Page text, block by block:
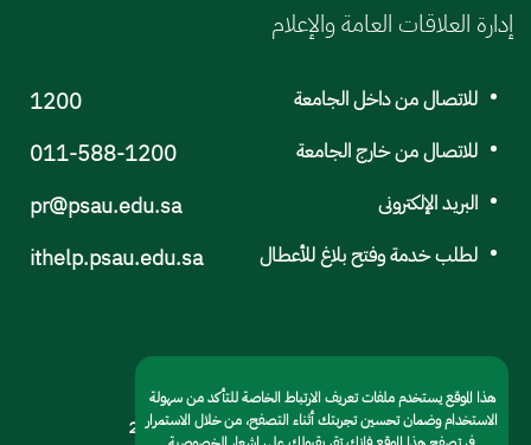
إدارة العلاقات العامة والإعلام
للاتصال من داخل الجامعة 1200
للاتصال من خارج الجامعة 011-588-1200
البريد الإلكترونى pr@psau.edu.sa
لطلب خدمة وفتح بلاغ للأعطال ithelp.psau.edu.sa
© جامعة الأمير سطام بن عبد العزيز 2022
هذا الموقع يستخدم ملفات تعريف الارتباط الخاصة للتأكد من سهولة
الاستخدام وضمان تحسين تجربتك أثناء التصفح، من خلال الاستمرار